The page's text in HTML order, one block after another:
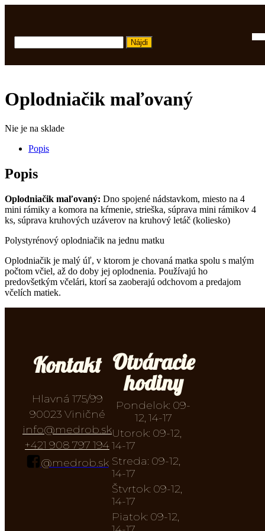
Oplodniačik maľovaný
Nie je na sklade
Popis
Popis
Oplodniačik maľovaný: Dno spojené nádstavkom, miesto na 4
mini rámiky a komora na kŕmenie, strieška, súprava mini rámikov 4
ks, súprava kruhových uzáverov na kruhový letáč (koliesko)
Polystyrénový oplodniačik na jednu matku
Oplodniačik je malý úľ, v ktorom je chovaná matka spolu s malým
počtom včiel, až do doby jej oplodnenia. Používajú ho
predovšetkým včelári, ktorí sa zaoberajú odchovom a predajom
včelích matiek.
Kontakt
Hlavná 175/99
90023 Viničné
info@medrob.sk
+421 908 797 194
@medrob.sk
Otváracie
hodiny
Pondelok: 09-
12, 14-17
Utorok: 09-12,
14-17
Streda: 09-12,
14-17
Štvrtok: 09-12,
14-17
Piatok: 09-12,